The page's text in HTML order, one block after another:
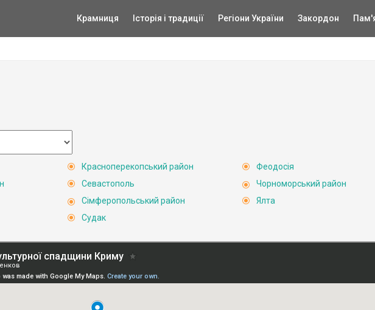
Крамниця Історія і традиції Регіони України Закордон
Красноперекопський район
Севастополь
Сімферопольський район
Судак
Феодосія
Чорноморський район
Ялта